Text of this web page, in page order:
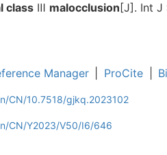
class Ⅲ malocclusion [J]. Int J
Manager ProCite
CN/10.7518/gjkq.2023102
CN/Y2023/V50/I6/646